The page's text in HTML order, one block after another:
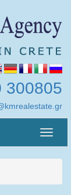
300805
Toggle